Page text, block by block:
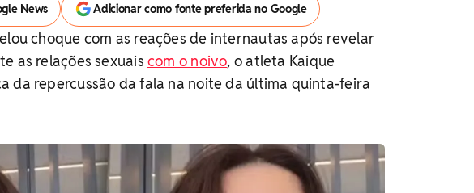
News Adicionar como fonte preferida no Google
choque com as reações de internautas após revelar
as relações sexuaiscom o noivo, o atleta Kaique
da repercussão da fala na noite da última quinta-feira